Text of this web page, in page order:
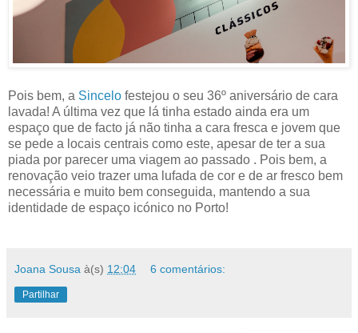
Pois bem, a Sincelo festejou o seu 36º aniversário de cara
lavada! A última vez que lá tinha estado ainda era um
espaço que de facto já não tinha a cara fresca e jovem que
se pede a locais centrais como este, apesar de ter a sua
piada por parecer uma viagem ao passado . Pois bem, a
renovação veio trazer uma lufada de cor e de ar fresco bem
necessária e muito bem conseguida, mantendo a sua
identidade de espaço icónico no Porto!
Joana Sousa à(s) 12:04 6 comentários:
Partilhar